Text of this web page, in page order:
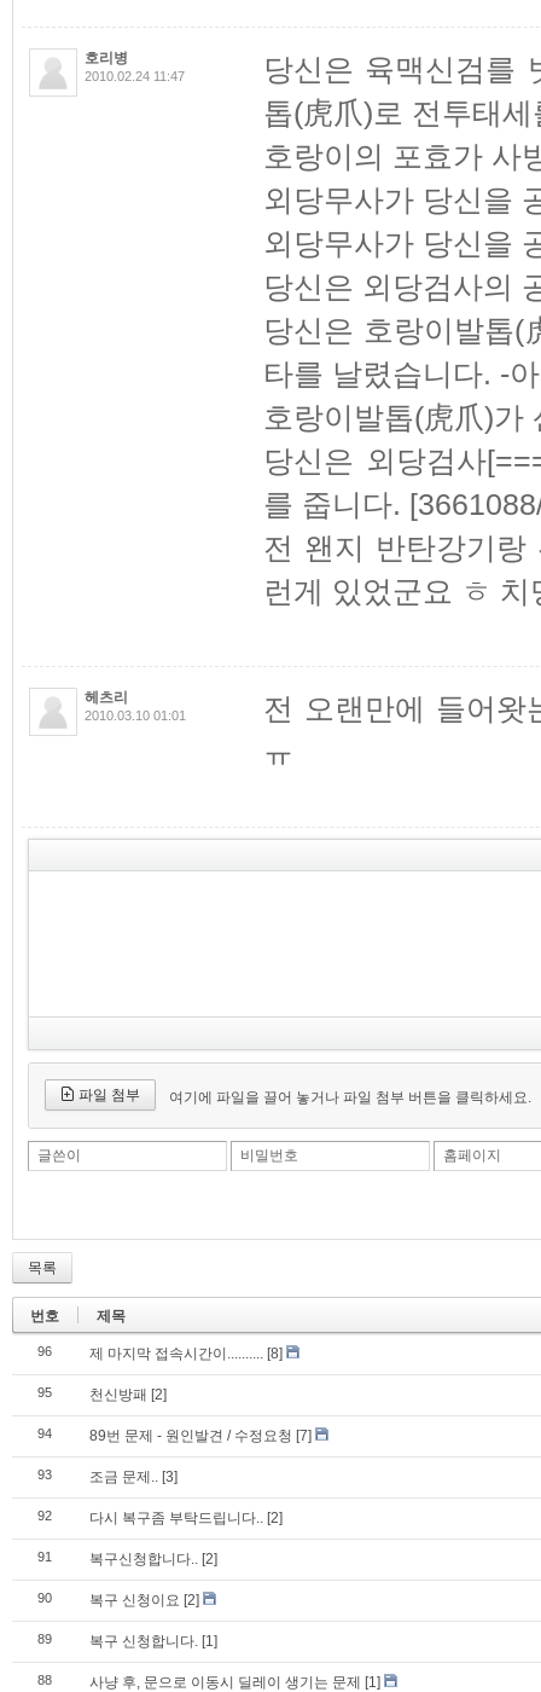
호리병
2010.02.24 11:47
당신은 육맥신검를
톱(虎爪)로 전투태
호랑이의 포효가 사
외당무사가 당신을
외당무사가 당신을
당신은 외당검사의
당신은 호랑이발톱(
타를 날렸습니다. -
호랑이발톱(虎爪)가
당신은 외당검사
를 줍니다.
전 왠지 반탄강기랑
런게 있었군요 ㅎ
헤츠리
2010.03.10 01:01
전 오랜만에 들어왓
ㅠ
파일 첨부 여기에 파일을 끌어 놓거나 파일 첨부 버튼을 클릭하세요.
글쓴이 비밀번호 홈페이지
목록
번호 제목
96 제 마지막 접속시간이.......... [8]
95 천신방패 [2]
94 89번 문제 - 원인발견 / 수정요청 [7]
93 조금 문제.. [3]
92 다시 복구좀 부탁드립니다.. [2]
91 복구신청합니다.. [2]
90 복구 신청이요 [2]
89 복구 신청합니다. [1]
88 사냥 후, 문으로 이동시 딜레이 생기는 문제 [1]